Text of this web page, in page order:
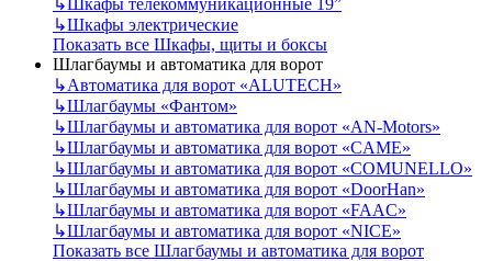
↳Шкафы телекоммуникационные 19”
↳Шкафы электрические
Показать все Шкафы, щиты и боксы
Шлагбаумы и автоматика для ворот
↳Автоматика для ворот «ALUTECH»
↳Шлагбаумы «Фантом»
↳Шлагбаумы и автоматика для ворот «AN-Motors»
↳Шлагбаумы и автоматика для ворот «CAME»
↳Шлагбаумы и автоматика для ворот «COMUNELLO»
↳Шлагбаумы и автоматика для ворот «DoorHan»
↳Шлагбаумы и автоматика для ворот «FAAC»
↳Шлагбаумы и автоматика для ворот «NICE»
Показать все Шлагбаумы и автоматика для ворот